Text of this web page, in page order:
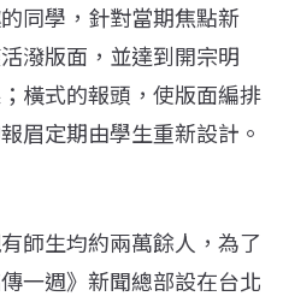
同學，針對當期焦點新
潑版面，並達到開宗明
橫式的報頭，使版面編排
眉定期由學生重新設計。
師生均約兩萬餘人，為了
一週》新聞總部設在台北